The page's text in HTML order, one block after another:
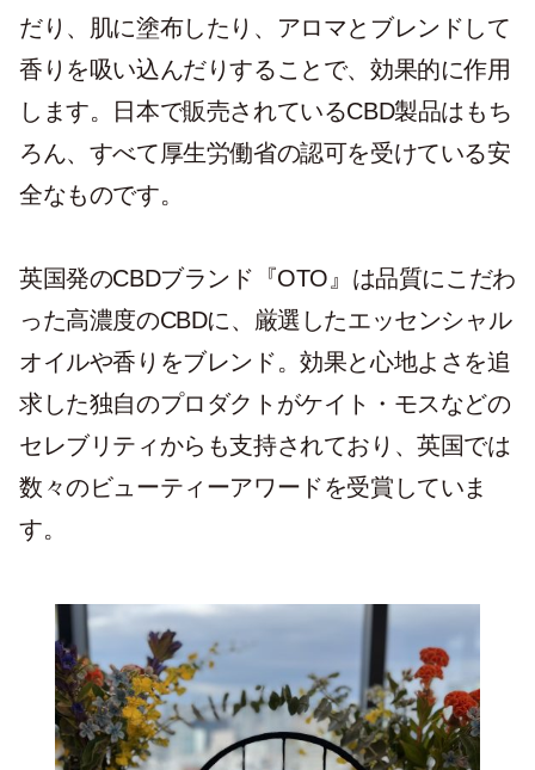
だり、肌に塗布したり、アロマとブレンドして
香りを吸い込んだりすることで、効果的に作用
します。日本で販売されているCBD製品はもち
ろん、すべて厚生労働省の認可を受けている安
全なものです。
英国発のCBDブランド『OTO』は品質にこだわ
った高濃度のCBDに、厳選したエッセンシャル
オイルや香りをブレンド。効果と心地よさを追
求した独自のプロダクトがケイト・モスなどの
セレブリティからも支持されており、英国では
数々のビューティーアワードを受賞していま
す。